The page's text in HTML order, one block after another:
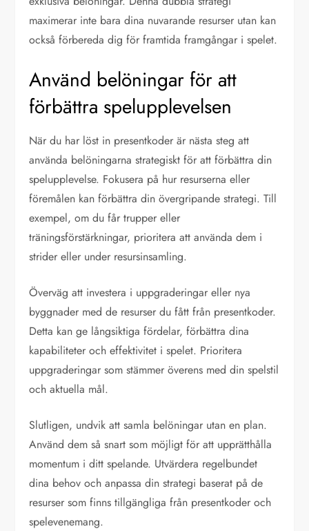
maximerar inte bara dina nuvarande resurser utan kan
också förbereda dig för framtida framgångar i spelet.
Använd belöningar för att
förbättra spelupplevelsen
När du har löst in presentkoder är nästa steg att
använda belöningarna strategiskt för att förbättra din
spelupplevelse. Fokusera på hur resurserna eller
föremålen kan förbättra din övergripande strategi. Till
exempel, om du får trupper eller
träningsförstärkningar, prioritera att använda dem i
strider eller under resursinsamling.
Överväg att investera i uppgraderingar eller nya
byggnader med de resurser du fått från presentkoder.
Detta kan ge långsiktiga fördelar, förbättra dina
kapabiliteter och effektivitet i spelet. Prioritera
uppgraderingar som stämmer överens med din spelstil
och aktuella mål.
Slutligen, undvik att samla belöningar utan en plan.
Använd dem så snart som möjligt för att upprätthålla
momentum i ditt spelande. Utvärdera regelbundet
dina behov och anpassa din strategi baserat på de
resurser som finns tillgängliga från presentkoder och
spelevenemang.